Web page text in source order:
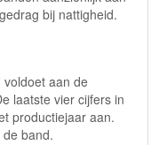
bij nattigheid.
aan de
laatste vier cijfers in
productiejaar aan.
band.